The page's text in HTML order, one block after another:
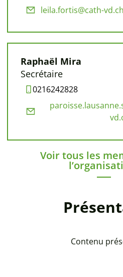
leila.fortis@cath-vd.ch
Raphaël Mira
Secrétaire
0216242828
Voir tous les
Contenu